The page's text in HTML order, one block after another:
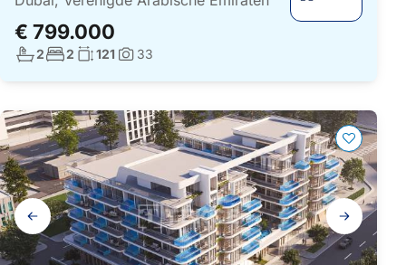
€ 799.000
Aantal badkamers:
2Aantal slaapkamers:
2 Woonoppervlakte:
121 Foto's:
33
Galerij
navigatie